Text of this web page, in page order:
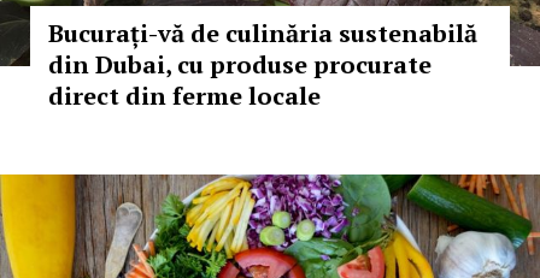
Bucurați-vă de culinăria sustenabilă
din Dubai, cu produse procurate
direct din ferme locale